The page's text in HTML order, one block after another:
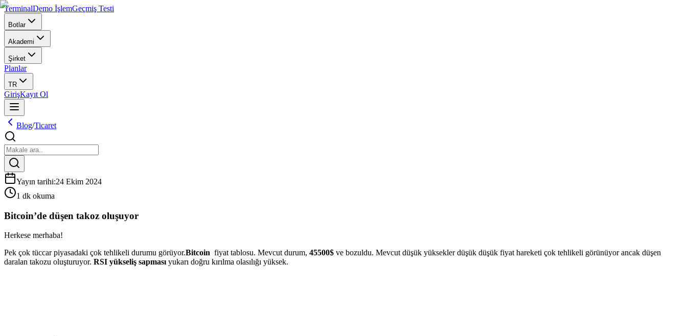
TerminalDemo İşlemGeçmiş Testi
Botlar
Akademi
Şirket
Planlar
TR
GirişKayıt Ol
Blog/Ticaret
Yayın tarihi:24 Ekim 2024
1 dk okuma
Bitcoin’de düşen takoz oluşuyor
Herkese merhaba!
Pek çok tüccar piyasadaki çok tehlikeli durumu görüyor.Bitcoin fiyat tablosu. Mevcut durum, 45500$ ve bozuldu. Mevcut düşük yüksekler düşük düşük fiyat hareketi çok tehlikeli görünüyor ancak düşen
daralan takozu oluşturuyor. RSI yükseliş sapmasıyukarı doğru kırılma olasılığı yüksek.